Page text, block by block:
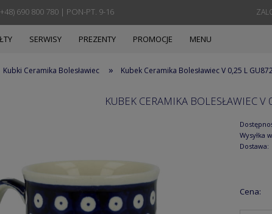
690 800 780 | PON-PT. 9-16
SERWISY PREZENTY PROMOCJE MENU
Kubki Ceramika Bolesławiec » Kubek Ceramika Bolesławiec V 0,25 L
KUBEK CERAMIKA BOLESŁAWIEC
Wysyłka
Dostawa:
Cena: